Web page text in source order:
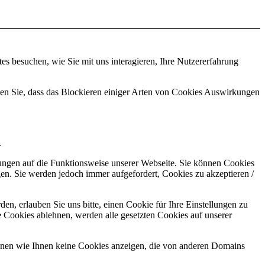
besuchen, wie Sie mit uns interagieren, Ihre Nutzererfahrung
Sie, dass das Blockieren einiger Arten von Cookies Auswirkungen
auf die Funktionsweise unserer Webseite. Sie können Cookies
Sie werden jedoch immer aufgefordert, Cookies zu akzeptieren /
erlauben Sie uns bitte, einen Cookie für Ihre Einstellungen zu
ablehnen, werden alle gesetzten Cookies auf unserer
wie Ihnen keine Cookies anzeigen, die von anderen Domains